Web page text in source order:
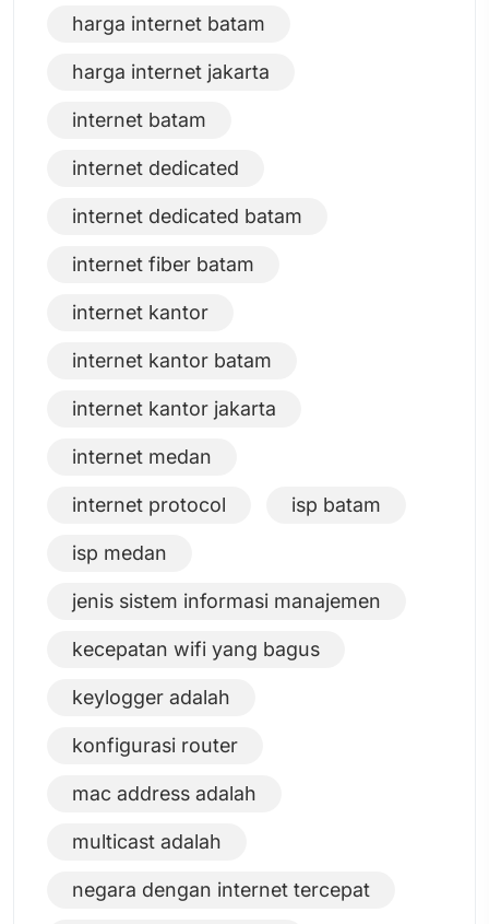
harga internet batam
harga internet jakarta
internet batam
internet dedicated
internet dedicated batam
internet fiber batam
internet kantor
internet kantor batam
internet kantor jakarta
internet medan
internet protocol isp batam
isp medan
jenis sistem informasi manajemen
kecepatan wifi yang bagus
keylogger adalah
konfigurasi router
mac address adalah
multicast adalah
negara dengan internet tercepat